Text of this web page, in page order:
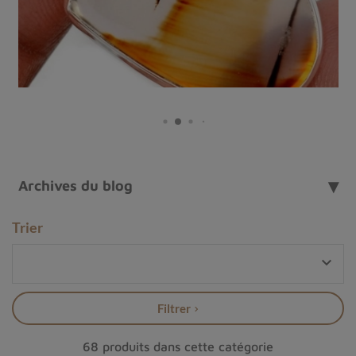
Le termeagateprovient du latin "achates" et désigne
une variété de calcédoine, une forme microcristalline de
Archives du blog
Trier

Filtrer
68 produits dans cette catégorie